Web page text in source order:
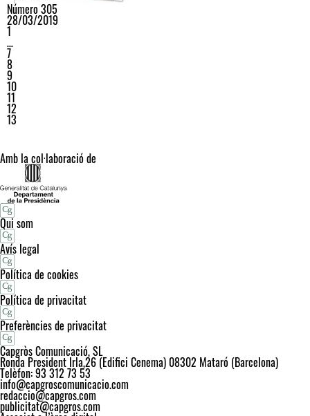
Número 305
28/03/2019
1
…
7
8
9
10
11
12
13
Amb la col·laboració de
Qui som
Avís legal
Política de cookies
Política de privacitat
Preferències de privacitat
Capgròs Comunicació, SL
Ronda President Irla,26 (Edifici Cenema) 08302 Mataró (Barcelona)
Telèfon: 93 312 73 53
info@capgroscomunicacio.com
redaccio@capgros.com
publicitat@capgros.com